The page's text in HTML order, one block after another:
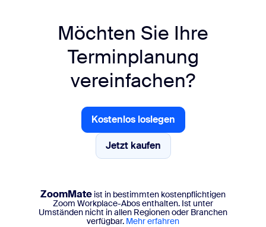
Möchten Sie Ihre
Terminplanung
vereinfachen?
Kostenlos loslegen
Kostenlos loslegen
Jetzt kaufen
Jetzt kaufen
ZoomMate ist in bestimmten kostenpflichtigen
Zoom Workplace-Abos enthalten. Ist unter
Umständen nicht in allen Regionen oder Branchen
verfügbar. Mehr erfahren